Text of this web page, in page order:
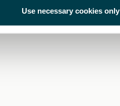
Use necessary cookies only